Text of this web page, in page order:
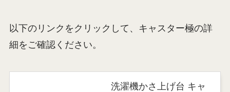
以下のリンクをクリックして、キャスター極の詳
細をご確認ください。
洗濯機かさ上げ台 キャ